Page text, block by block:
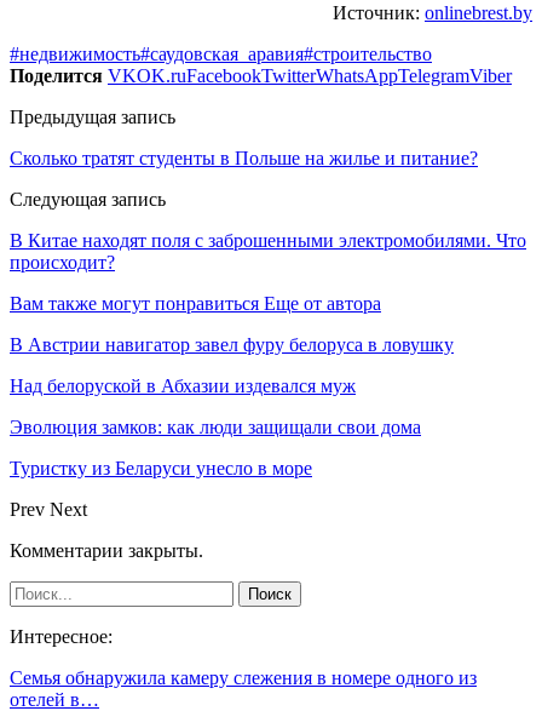
Источник: onlinebrest.by
#недвижимость#саудовская_аравия#строительство
Поделится VKOK.ruFacebookTwitterWhatsAppTelegramViber
Предыдущая запись
Сколько тратят студенты в Польше на жилье и питание?
Следующая запись
В Китае находят поля с заброшенными электромобилями. Что
происходит?
Вам также могут понравиться Еще от автора
В Австрии навигатор завел фуру белоруса в ловушку
Над белоруской в Абхазии издевался муж
Эволюция замков: как люди защищали свои дома
Туристку из Беларуси унесло в море
Prev Next
Комментарии закрыты.
Интересное:
Семья обнаружила камеру слежения в номере одного из
отелей в…